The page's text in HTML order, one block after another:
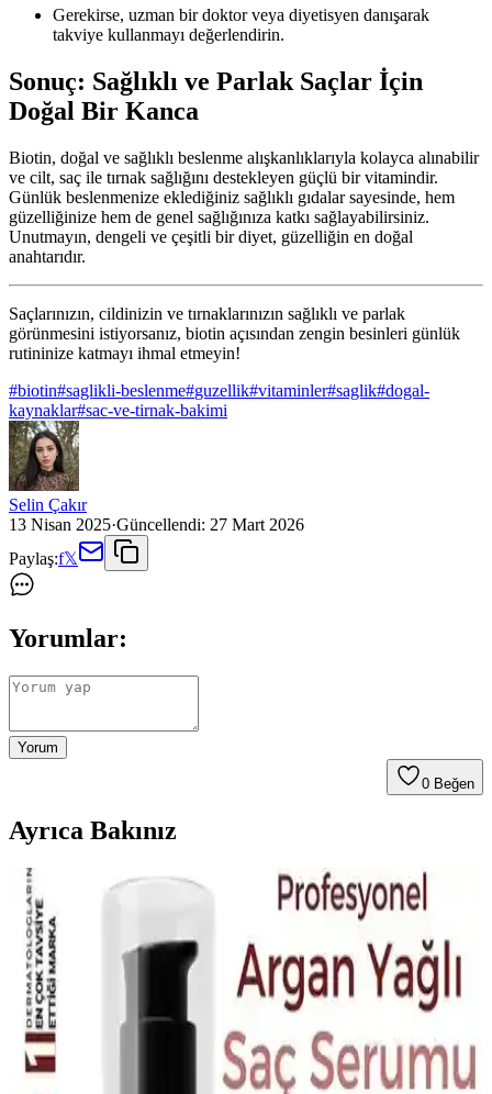
Gerekirse, uzman bir doktor veya diyetisyen danışarak
takviye kullanmayı değerlendirin.
Sonuç: Sağlıklı ve Parlak Saçlar İçin
Doğal Bir Kanca
Biotin, doğal ve sağlıklı beslenme alışkanlıklarıyla kolayca alınabilir
ve cilt, saç ile tırnak sağlığını destekleyen güçlü bir vitamindir.
Günlük beslenmenize eklediğiniz sağlıklı gıdalar sayesinde, hem
güzelliğinize hem de genel sağlığınıza katkı sağlayabilirsiniz.
Unutmayın, dengeli ve çeşitli bir diyet, güzelliğin en doğal
anahtarıdır.
Saçlarınızın, cildinizin ve tırnaklarınızın sağlıklı ve parlak
görünmesini istiyorsanız, biotin açısından zengin besinleri günlük
rutininize katmayı ihmal etmeyin!
#biotin#saglikli-beslenme#guzellik#vitaminler#saglik#dogal-
kaynaklar#sac-ve-tirnak-bakimi
Selin Çakır
13 Nisan 2025·Güncellendi: 27 Mart 2026
Paylaş:f𝕏
Yorumlar:
Yorum
0 Beğen
Ayrıca Bakınız
Urban Care Biotin & Keratin Dökülmeye Eğilimli
Saçlar İçin Şampuan Özellikleri ve Kullanıcı
Yorumları
Urban Care Biotin & Keratin şampuanı, dökülmeye eğilimli saçlar
için güçlendirici ve nemlendirici formülüyle saç sağlığını destekler,
kullanıcı memnuniyetini artırır.
Aizen Kolajen Biotin Şampuanı: Saç Sağlığını